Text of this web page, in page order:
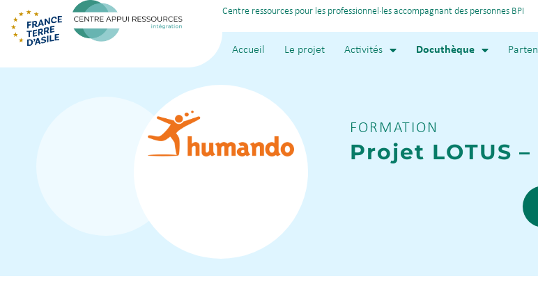
Centre ressources pour les professionnel·les accompagnant des personnes BPI
Accueil Le projet Activités Docuthèque
FORMATION
Projet LOTUS